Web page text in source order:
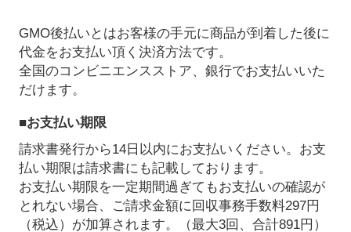
GMO後払いとはお客様の手元に商品が到着した後に
代金をお支払い頂く決済方法です。
全国のコンビニエンスストア、銀行でお支払いいた
だけます。
■お支払い期限
請求書発行から14日以内にお支払いください。お支
払い期限は請求書にも記載しております。
お支払い期限を一定期間過ぎてもお支払いの確認が
とれない場合、ご請求金額に回収事務手数料297円
（税込）が加算されます。（最大3回、合計891円）